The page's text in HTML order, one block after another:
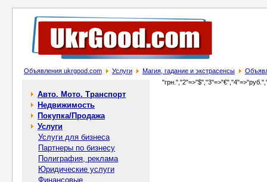
Объявления ukrgood.com Услуги Магия, гадание и экстрасенсы
Авто. Мото. Транспорт
Недвижимость
Покупка/Продажа
Услуги
Услуги для бизнеса
Партнеры по бизнесу
Полиграфия, реклама
Юридические услуги
Финансовые